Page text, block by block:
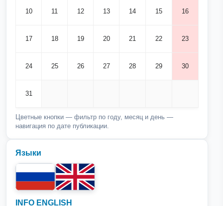
10 11 12 13 14 15 16
17 18 19 20 21 22 23
24 25 26 27 28 29 30
31
Цветные кнопки — фильтр по году, месяц и день —
навигация по дате публикации.
Языки
INFO ENGLISH